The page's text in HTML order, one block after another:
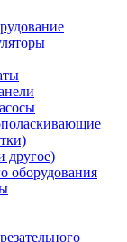
оборудования